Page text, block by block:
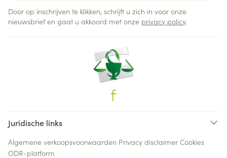
Door op inschrijven te klikken, schrijft u zich in voor onze
nieuwsbrief en gaat u akkoord met onze privacy policy.
Juridische links
Algemene verkoopsvoorwaarden Privacy disclaimer Cookies
ODR-platform